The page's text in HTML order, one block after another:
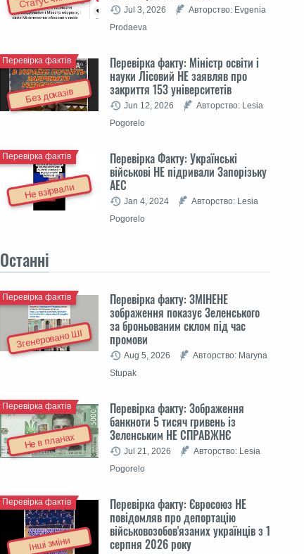
Jul 3, 2026
Авторство: Evgenia
Prodaeva
Без доказів
Перевірка факту: Міністр освіти і
науки Лісовий НЕ заявляв про
закриття 153 університетів
Перевірка фактів
Jun 12, 2026
Авторство: Lesia
Pogorelo
Не взірвали
Перевірка Факту: Українські
військові НЕ підривали Запорізьку
АЕС
Перевірка фактів
Jan 4, 2024
Авторство: Lesia
Pogorelo
Останні
Згенеровано ШІ
Перевірка факту: ЗМІНЕНЕ
зображення показує Зеленського
за броньованим склом під час
промови
Перевірка фактів
Aug 5, 2026
Авторство: Maryna
Stupak
Не в планах
Перевірка факту: Зображення
банкноти 5 тисяч гривень із
Зеленським НЕ СПРАВЖНЄ
Перевірка фактів
Jul 21, 2026
Авторство: Lesia
Pogorelo
Інші зміни
Перевірка факту: Євросоюз НЕ
повідомляв про депортацію
військовозобов'язаних українців з 1
серпня 2026 року
Перевірка фактів